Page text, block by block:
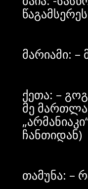
მარიამი: –
ქეთა: –
მე მართლა
ჩანთიდან)
თამუნა: –